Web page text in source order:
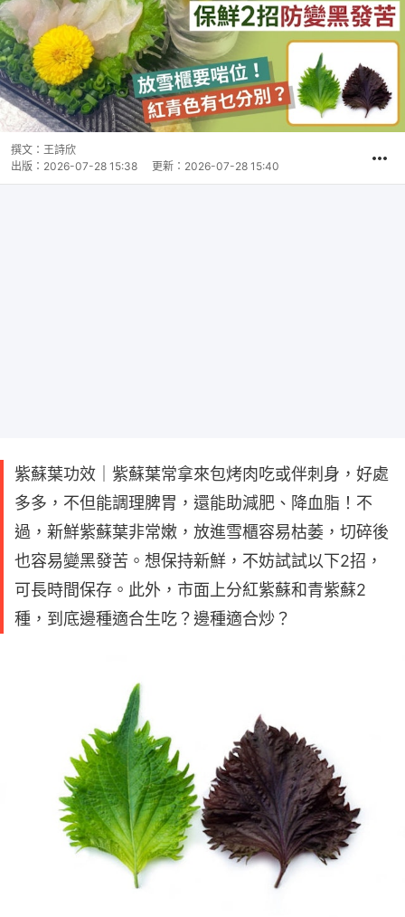
撰文： 王詩欣
出版： 2026-07-28 15:38 更新： 2026-07-28 15:40
紫蘇葉功效｜紫蘇葉常拿來包烤肉吃或伴刺身，好處
多多，不但能調理脾胃，還能助減肥、降血脂！不
過，新鮮紫蘇葉非常嫩，放進雪櫃容易枯萎，切碎後
也容易變黑發苦。想保持新鮮，不妨試試以下2招，
可長時間保存。此外，市面上分紅紫蘇和青紫蘇2
種，到底邊種適合生吃？邊種適合炒？